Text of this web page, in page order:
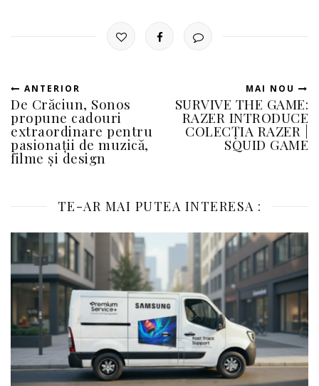
ANTERIOR
De Crăciun, Sonos
propune cadouri
extraordinare pentru
pasionații de muzică,
filme și design
MAI NOU
SURVIVE THE GAME:
RAZER INTRODUCE
COLECȚIA RAZER |
SQUID GAME
TE-AR MAI PUTEA INTERESA :